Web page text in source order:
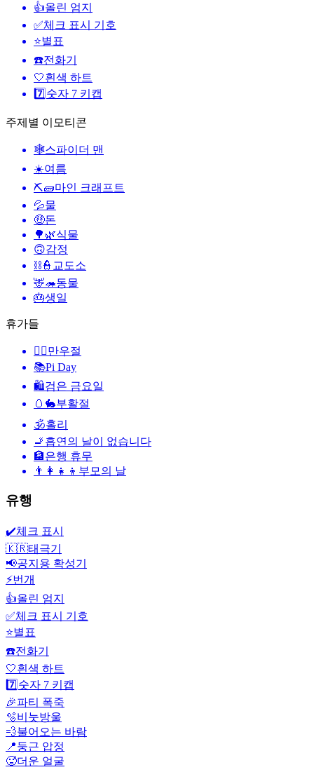
👍올린 엄지
✅체크 표시 기호
⭐별표
☎️전화기
🤍흰색 하트
7️⃣ 숫자 7 키캡
주제별 이모티콘
🕸️스파이더 맨
☀️여름
⛏🧱마인 크래프트
💦물
🤑돈
🌳🌿식물
🙃감정
⛓️👮 교도소
🦌🦔동물
🎂생일
휴가들
🙆‍♂️만우절
📚Pi Day
🛍검은 금요일
🥚🐇부활절
🕉홀리
🚬 흡연의 날이 없습니다
🏦은행 휴무
👨‍👩‍👧‍👦 부모의 날
유행
✔️체크 표시
🇰🇷태극기
📢공지용 확성기
⚡번개
👍올린 엄지
✅체크 표시 기호
⭐별표
☎️전화기
🤍흰색 하트
7️⃣ 숫자 7 키캡
🎉파티 폭죽
🫧비눗방울
💨불어오는 바람
📍둥근 압정
🥵더운 얼굴